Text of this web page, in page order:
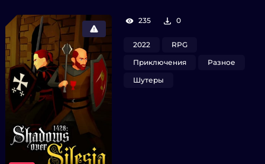
235 0
2022
RPG
Приключения
Разное
Шутеры